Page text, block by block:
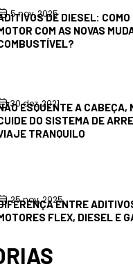
5 nov, 2025DE DIESEL: COMO
COM AS NOVAS
30 dez, 2021
ESQUENTE A CABEÇA,
DO SISTEMA DE
TRANQUILO
25 nov, 2025ENTRE
FLEX, DIESEL E